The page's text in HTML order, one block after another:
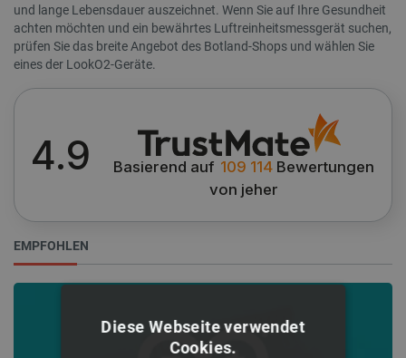
4.9 Basierend auf 109 114Bewertungen
von jeher
EMPFOHLEN
und lange Lebensdauer auszeichnet. Wenn Sie auf Ihre Gesundheit
achten möchten und ein bewährtes Luftreinheitsmessgerät suchen,
prüfen Sie das breite Angebot des Botland-Shops und wählen Sie
eines der LookO2-Geräte.
Diese Webseite verwendet
Cookies.